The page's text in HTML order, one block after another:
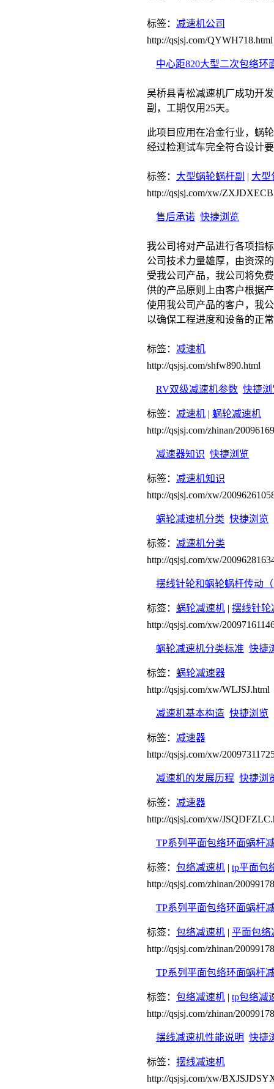
标签： 减速机公司
http://qsjsj.com/QYWH718.html
中心距820大型二次包络环
吴桥县青松减速机厂成功开
副，工期仅用25天。
此项目应用在冶金行业，蜗
经过检测试车完全符合设计
标签： 大型蜗轮蜗杆副 | 大型
http://qsjsj.com/xw/
售后承诺 快捷浏览
我公司将对产品进行各项指
公司技术力量雄厚，由资深
受我公司产品，我公司将免
供的产品原则上由客户根据
使用我公司产品的客户，我
以确保工程进度和设备的正
标签： 减速机
http://qsjsj.com/shfw890.html
RV双级减速机参数 快捷浏
标签： 减速机 | 蜗轮减速机
http://qsjsj.com/zhinan/
减速器知识 快捷浏览
标签： 减速机知识
http://qsjsj.com/xw/
蜗轮减速机分类 快捷浏览
标签： 减速机分类
http://qsjsj.com/xw/
摆线针轮和蜗轮蜗杆传动
标签： 蜗轮减速机 | 摆线针轮
http://qsjsj.com/xw/
蜗轮减速机分类标准 快捷
标签： 蜗轮减速器
http://qsjsj.com/xw/WLJSJ.html
减速机基本构造 快捷浏览
标签： 减速器
http://qsjsj.com/xw/
减速机的发展历程 快捷浏
标签： 减速器
http://qsjsj.com/xw/
TP系列平面包络环面蜗杆
标签： 包络减速机 | tp平面包
http://qsjsj.com/zhinan/
TP系列平面包络环面蜗杆
标签： 包络减速机 | 平面包络
http://qsjsj.com/zhinan/
TP系列平面包络环面蜗杆
标签： 包络减速机 | tp包络减
http://qsjsj.com/zhinan/
摆线减速机性能说明 快捷
标签： 摆线减速机
http://qsjsj.com/xw/